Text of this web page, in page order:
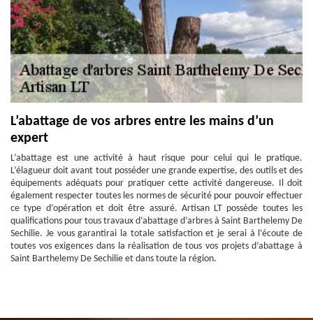
L’abattage de vos arbres entre les mains d’un
expert
L’abattage est une activité à haut risque pour celui qui le pratique.
L’élagueur doit avant tout posséder une grande expertise, des outils et des
équipements adéquats pour pratiquer cette activité dangereuse. Il doit
également respecter toutes les normes de sécurité pour pouvoir effectuer
ce type d’opération et doit être assuré. Artisan LT possède toutes les
qualifications pour tous travaux d’abattage d’arbres à Saint Barthelemy De
Sechilie. Je vous garantirai la totale satisfaction et je serai à l’écoute de
toutes vos exigences dans la réalisation de tous vos projets d’abattage à
Saint Barthelemy De Sechilie et dans toute la région.